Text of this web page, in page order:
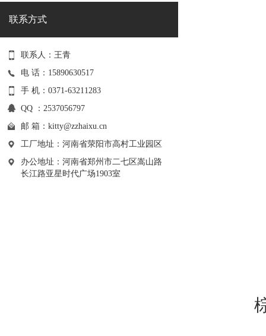
联系方式
联系人：王青
电 话：15890630517
手 机：0371-63211283
QQ ：2537056797
邮 箱： kitty@zzhaixu.cn
工厂地址：河南省荥阳市高村工业园区
办公地址：河南省郑州市二七区嵩山路
长江路亚星时代广场1903室
棕